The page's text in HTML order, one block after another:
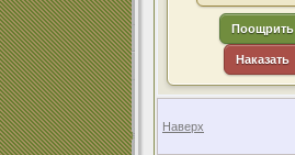
Поощрить
Наказать
Наверх